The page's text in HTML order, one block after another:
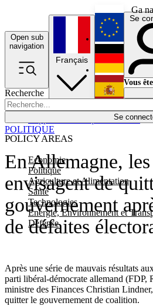
Ga
Open sub
navigation
Recherche
Se
POLICY AREAS
Economie
Politique
Agriculture et Alimentation
Santé
Technologies
Energie, Environnement et
Défense
Économie
Français
English
Deutsch
Español
Se
Vous
En Allemagne,
envisagent de
gouvernement
de défaites
Après une série de mauvais résultats
parti libéral-démocrate allemand (FDP,
ministre des Finances Christian
quitter le gouvernement de coalition.
POLITIQUE